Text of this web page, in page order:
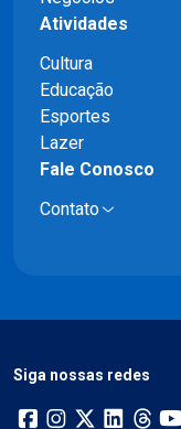
Atividades
Cultura
Educação
Esportes
Lazer
Fale Conosco
Contato
Siga nossas redes